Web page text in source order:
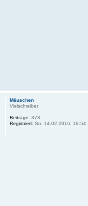
Mäuschen
Vielschreiber
Beiträge: 373
Registriert: So. 14.02.2016, 18:54